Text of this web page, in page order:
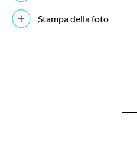
Stampa della foto